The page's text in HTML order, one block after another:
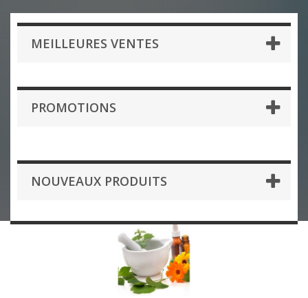
MEILLEURES VENTES
PROMOTIONS
NOUVEAUX PRODUITS